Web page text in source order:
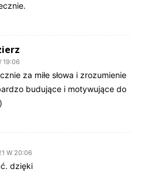
19:06
za miłe słowa i zrozumienie
budujące i motywujące do
W 20:06
dzięki